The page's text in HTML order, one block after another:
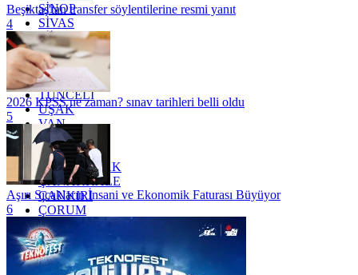
SİNOP
SİVAS
SİİRT
TEKİRDAĞ
TOKAT
TRABZON
TUNCELİ
UŞAK
VAN
YALOVA
YOZGAT
ZONGULDAK
ÇANAKKALE
ÇANKIRI
ÇORUM
İSTANBUL
İZMİR
ŞANLIURFA
ŞIRNAK
Beşiktaş'tan transfer söylentilerine resmi yanıt
4
2026 KPSS ne zaman? sınav tarihleri belli oldu
5
Aşırı Sıcakların İnsani ve Ekonomik Faturası Büyüyor
6